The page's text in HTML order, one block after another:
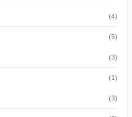
(4)
(5)
(3)
(1)
(3)